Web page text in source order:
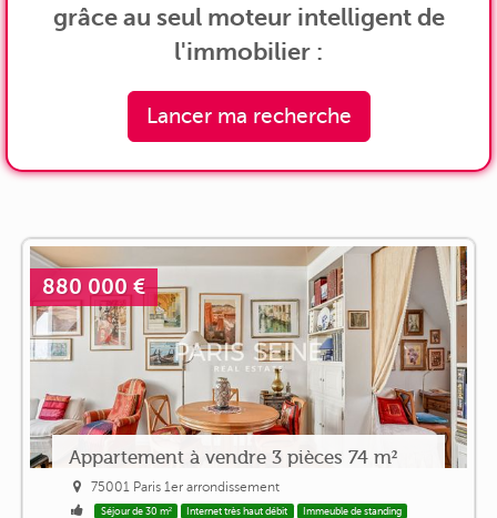
grâce au seul moteur intelligent de
l'immobilier :
Lancer ma recherche
880 000 €
Appartement à vendre 3 pièces 74 m²
75001 Paris 1er arrondissement
Séjour de 30 m² Internet très haut débit
Immeuble de standing